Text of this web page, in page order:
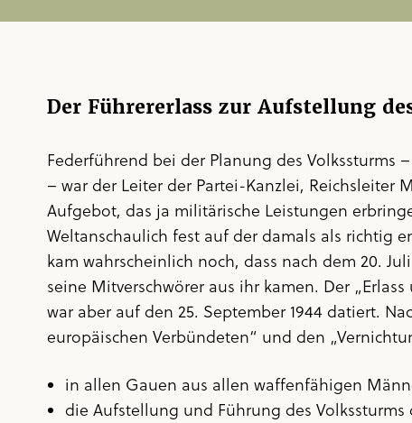
Der Führererlass zur Aufstellung
Federführend bei der Planung des Volkssturms
– war der Leiter der Partei-Kanzlei, Reichsleiter
Aufgebot, das ja militärische Leistungen
Weltanschaulich fest auf der damals als richtig
kam wahrscheinlich noch, dass nach dem 20.
seine Mitverschwörer aus ihr kamen. Der
war aber auf den 25. September 1944 datiert.
europäischen Verbündeten“ und den
in allen Gauen aus allen waffenfähigen
die Aufstellung und Führung des